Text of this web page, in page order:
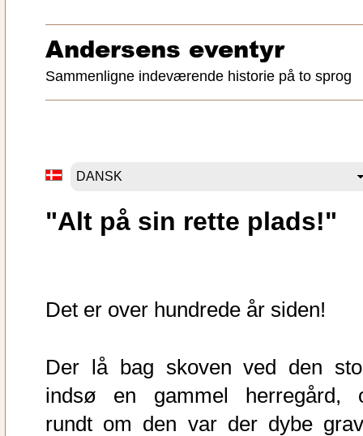
Andersens eventyr
Sammenligne indeværende historie på to sprog
"Alt på sin rette plads!"
Det er over hundrede år siden!
Der lå bag skoven ved den
indsø en gammel herregård,
rundt om den var der dybe